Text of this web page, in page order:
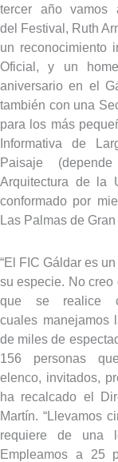
tercer año vamos
del Festival, Ruth
un reconocimiento
Oficial, y un
aniversario en el
también con una
para los más
Informativa de
Paisaje
Arquitectura de la
conformado por
Las Palmas de
“El FIC Gáldar es
su especie. No
que se realice
cuales manejamos
de miles de
156 personas
elenco, invitados,
ha recalcado el
Martín. “Llevamos
requiere de una
Empleamos a 25